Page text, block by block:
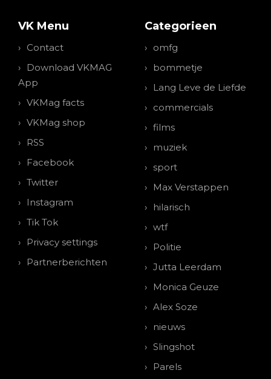
VK Menu
Contact
Download VKMAG
App
VKMag facts
VKMag shop
RSS
Facebook
Twitter
Instagram
Tik Tok
Privacy settings
Partnerberichten
Categorieen
omfg
bommetje
Lang Leve de Liefde
commercials
films
muziek
sport
Max Verstappen
hilarisch
wtf
Politie
Jutta Leerdam
Monica Geuze
Alex Soze
nieuws
Slingshot
Parels